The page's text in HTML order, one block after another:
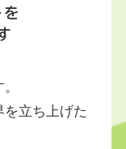
立ち上げた